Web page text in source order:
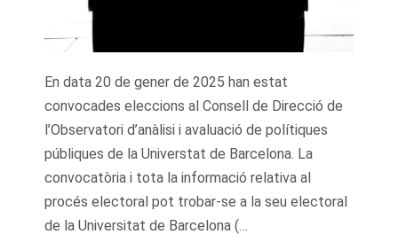
En data 20 de gener de 2025 han estat
convocades eleccions al Consell de Direcció de
l’Observatori d’anàlisi i avaluació de polítiques
públiques de la Universtat de Barcelona. La
convocatòria i tota la informació relativa al
procés electoral pot trobar-se a la seu electoral
de la Universitat de Barcelona (…